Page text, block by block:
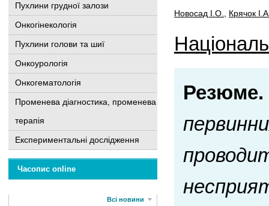
Пухлини грудної залози
Онкогінекологія
Пухлини голови та шиї
Онкоурологія
Онкогематологія
Променева діагностика, променева
терапія
Експериментальні дослідження
Часопис online
Всі новини
Новосад І.О. Крячок
Резюме.